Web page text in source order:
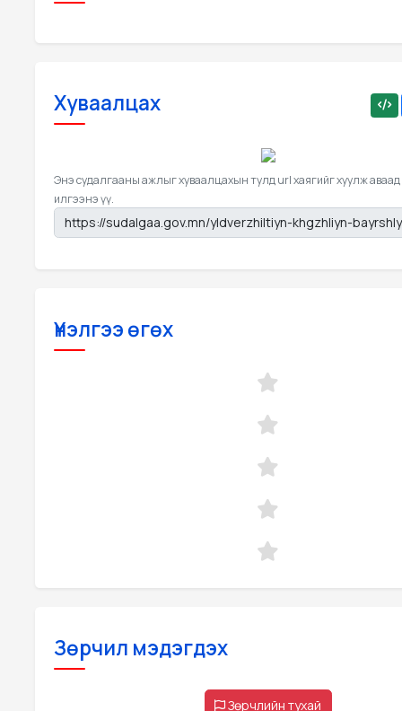
Хуваалцах
Энэ судалгааны ажлыг хуваалцахын тулд url хаягийг хуулж аваад
илгээнэ үү.
Үнэлгээ өгөх
Зөрчил мэдэгдэх
Зөрчлийн тухай